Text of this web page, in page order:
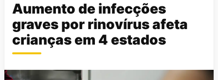
Aumento de infecções
graves por rinovírus afeta
crianças em 4 estados